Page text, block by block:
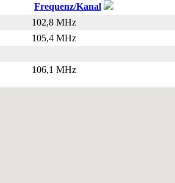
Frequenz/Kanal
102,8 MHz
105,4 MHz
106,1 MHz